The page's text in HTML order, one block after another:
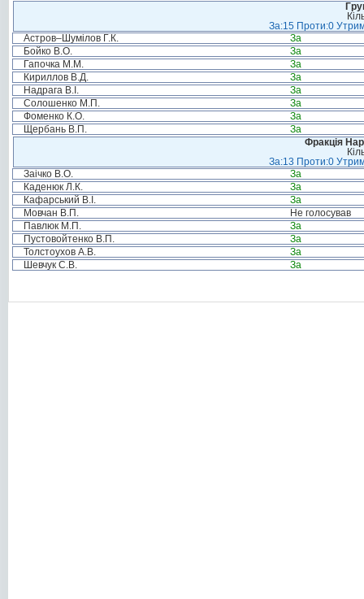
За:15 Проти:0
Астров–Шумілов Г.К.
За
Бойко В.О.
За
Гапочка М.М.
За
Кириллов В.Д.
За
Надрага В.І.
За
Солошенко М.П.
За
Фоменко К.О.
За
Щербань В.П.
За
Фракція
За:13 Проти:0
Заічко В.О.
За
Каденюк Л.К.
За
Кафарський В.І.
За
Мовчан В.П.
Не голосував
Павлюк М.П.
За
Пустовойтенко В.П.
За
Толстоухов А.В.
За
Шевчук С.В.
За